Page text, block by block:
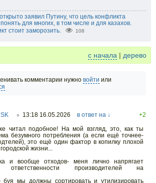
заявил Путину, что цель конфликта
для многих, в том числе и для казахов.
стоит заморозить.
108
с начала | дерево
комментарии нужно войти или
○ 13:18 16.05.2026 в ответ на ↓
+2
читал подобное! На мой взгляд, это, как ты
безумного потребления (а если ещё точнее-
это ещё один фактор в копилку плохой
жизни...
и вообще отходов- меня лично напрягает
ответственности производителей на
буя мы должны сортировать и утилизировать